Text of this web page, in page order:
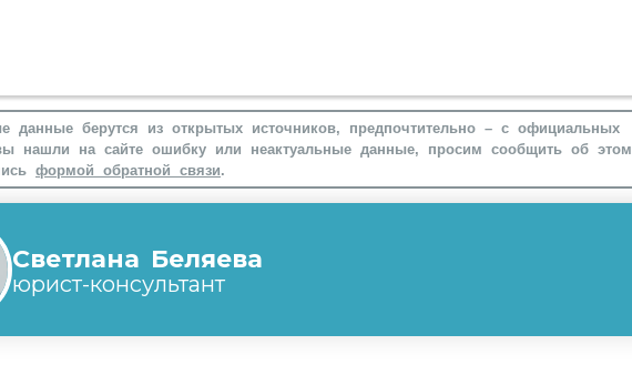
данные берутся из открытых источников, предпочтительно – с официальных
нашли на сайте ошибку или неактуальные данные, просим сообщить об этом
формой обратной связи.